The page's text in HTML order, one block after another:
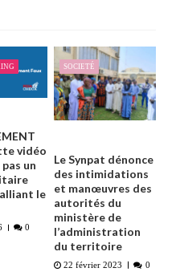
vidéo
un
le
0
SOCIETÉ
Le Synpat dénonce
des intimidations
et manœuvres des
autorités du
ministère de
l’administration
du territoire
22 février 2023
0